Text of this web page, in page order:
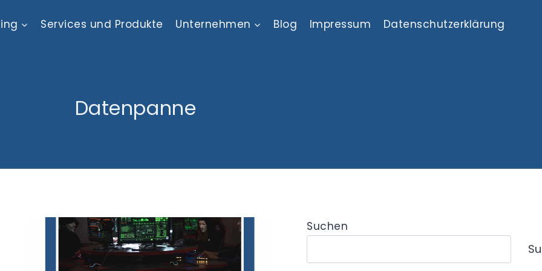
Services und Produkte Unternehmen Blog Impressum Datenschutzerklärung
Datenpanne
Suchen